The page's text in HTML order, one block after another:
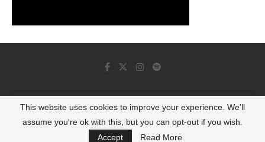
© 2022 - Luminous Dash All Rights Reserved
BACK TO TOP
This website uses cookies to improve your experience. We'll
assume you're ok with this, but you can opt-out if you wish.
Accept
Read More